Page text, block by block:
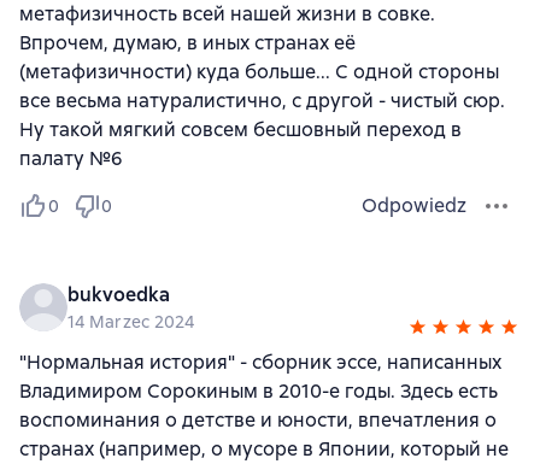
метафизичность всей нашей жизни в совке.
Впрочем, думаю, в иных странах её
(метафизичности) куда больше... С одной стороны
все весьма натуралистично, с другой - чистый сюр.
Ну такой мягкий совсем бесшовный переход в
палату №6
0 0 Odpowiedz
bukvoedka
14 Marzec 2024
"Нормальная история" - сборник эссе, написанных
Владимиром Сорокиным в 2010-е годы. Здесь есть
воспоминания о детстве и юности, впечатления о
странах (например, о мусоре в Японии, который не